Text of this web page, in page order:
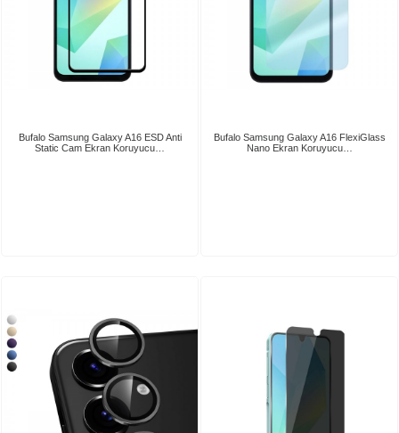
Bufalo Samsung Galaxy A16 ESD Anti
Static Cam Ekran Koruyucu…
Bufalo Samsung Galaxy A16 FlexiGlass
Nano Ekran Koruyucu…